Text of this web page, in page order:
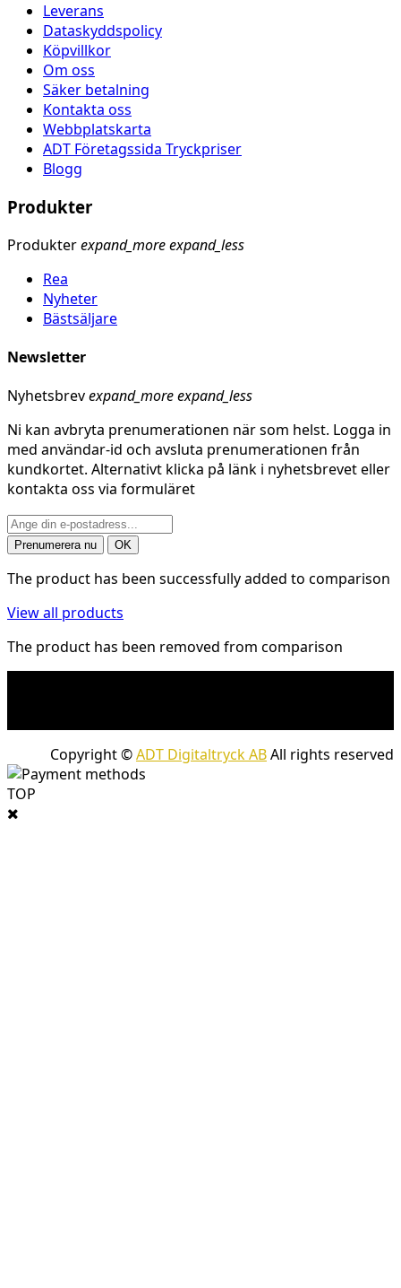
Leverans
Dataskyddspolicy
Köpvillkor
Om oss
Säker betalning
Kontakta oss
Webbplatskarta
ADT Företagssida Tryckpriser
Blogg
Produkter
Produkterexpand_moreexpand_less
Rea
Nyheter
Bästsäljare
Newsletter
Nyhetsbrevexpand_moreexpand_less
Ni kan avbryta prenumerationen när som helst. Logga in
med användar-id och avsluta prenumerationen från
kundkortet. Alternativt klicka på länk i nyhetsbrevet eller
kontakta oss via formuläret
The product has been successfully added to comparison
View all products
The product has been removed from comparison
Copyright ©ADT Digitaltryck ABAll rights reserved
TOP